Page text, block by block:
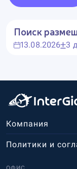
Поиск
13.08.2026 3
Компания
Политики и